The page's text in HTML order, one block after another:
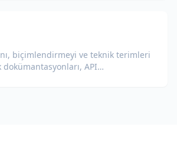
biçimlendirmeyi ve teknik terimleri
API